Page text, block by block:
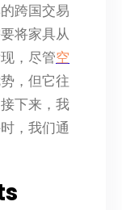
跨国交易
将家具从
，尽管空
，但它往
下来，我
，我们通